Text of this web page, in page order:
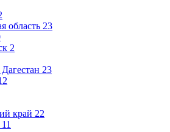
область 23
2
23
край 22
11